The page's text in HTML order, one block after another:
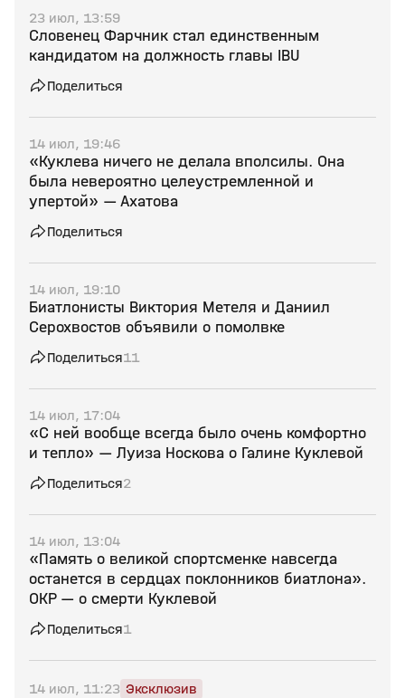
23 июл, 13:59
Словенец Фарчник стал единственным
кандидатом на должность главы IBU
Поделиться
14 июл, 19:46
«Куклева ничего не делала вполсилы. Она
была невероятно целеустремленной и
упертой» — Ахатова
Поделиться
14 июл, 19:10
Биатлонисты Виктория Метеля и Даниил
Серохвостов объявили о помолвке
Поделиться11
14 июл, 17:04
«С ней вообще всегда было очень комфортно
и тепло» — Луиза Носкова о Галине Куклевой
Поделиться2
14 июл, 13:04
«Память о великой спортсменке навсегда
останется в сердцах поклонников биатлона».
ОКР — о смерти Куклевой
Поделиться1
14 июл, 11:23 Эксклюзив